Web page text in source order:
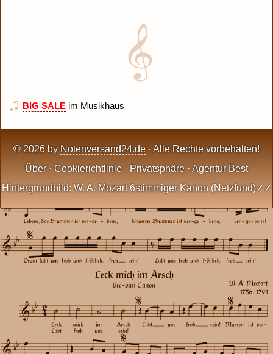
BIG SALE im Musikhaus
© 2026 by Notenversand24.de · Alle Rechte vorbehalten!
Über · Cookierichtlinie · Privatsphäre · Agentur Best
Hintergrundbild: W. A. Mozart 6stimmiger Kanon (Netzfund)✓✓